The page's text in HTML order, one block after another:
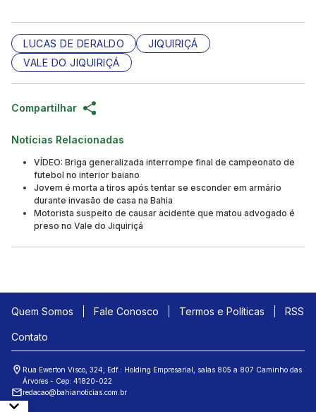
LUCAS DE DERALDO
JIQUIRIÇÁ
VALE DO JIQUIRIÇÁ
Compartilhar
Notícias Relacionadas
VÍDEO: Briga generalizada interrompe final de campeonato de
futebol no interior baiano
Jovem é morta a tiros após tentar se esconder em armário
durante invasão de casa na Bahia
Motorista suspeito de causar acidente que matou advogado é
preso no Vale do Jiquiriçá
Quem Somos Fale Conosco Termos e Políticas RSS
Contato
Rua Ewerton Visco, 324, Edf.: Holding Empresarial, salas 805 a 807 Caminho das
Árvores - Cep: 41820-022
redacao@bahianoticias.com.br